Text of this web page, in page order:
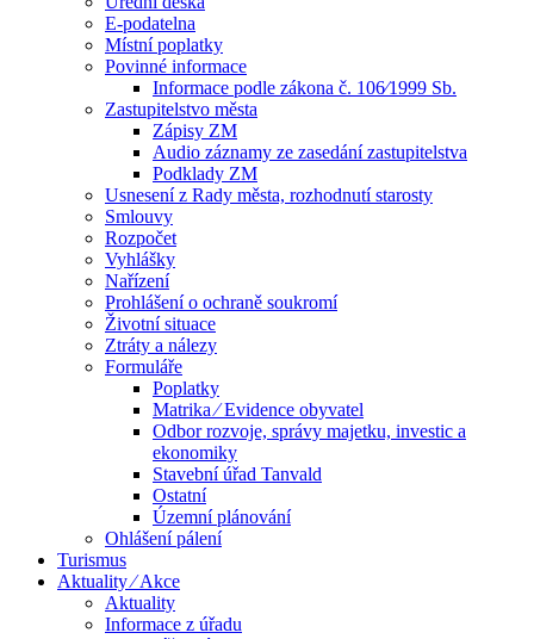
E-podatelna
Místní poplatky
Povinné informace
Informace podle zákona č. 106⁄1999 Sb.
Zastupitelstvo města
Zápisy ZM
Audio záznamy ze zasedání zastupitelstva
Podklady ZM
Usnesení z Rady města, rozhodnutí starosty
Smlouvy
Rozpočet
Vyhlášky
Nařízení
Prohlášení o ochraně soukromí
Životní situace
Ztráty a nálezy
Formuláře
Poplatky
Matrika ⁄ Evidence obyvatel
Odbor rozvoje, správy majetku, investic a
ekonomiky
Stavební úřad Tanvald
Ostatní
Územní plánování
Ohlášení pálení
Turismus
Aktuality ⁄ Akce
Aktuality
Informace z úřadu